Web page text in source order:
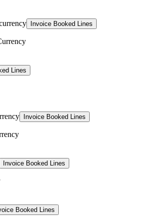
Invoice Booked Lines
Lines
Invoice Booked Lines
Invoice Booked Lines
Booked Lines